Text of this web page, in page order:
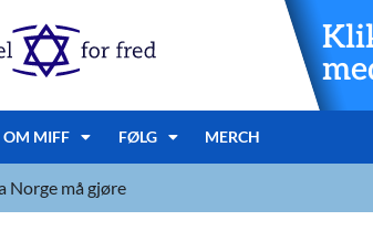
OM MIFF FØLG MERCH
Norge må gjøre